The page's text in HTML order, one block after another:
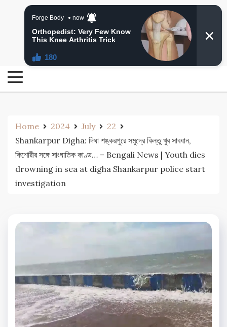
24 Ghanta Bangla News
24 Ghanta Bengali News
Home 2024 July
22
Shankarpur Digha: দিঘা শঙ্করপুরে সমুদ্রে কিন্তু খুব সাবধান,
কিশোরীর সঙ্গে সাংঘাতিক কাণ্ড… – Bengali News | Youth dies
drowning in sea at digha Shankarpur police start
investigation